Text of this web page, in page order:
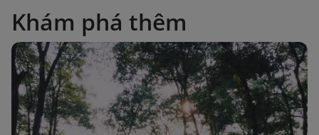
Khám phá thêm